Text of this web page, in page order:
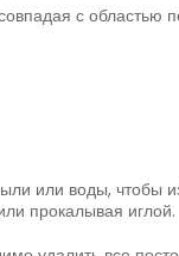
с областью
или воды, чтобы
прокалывая иглой.